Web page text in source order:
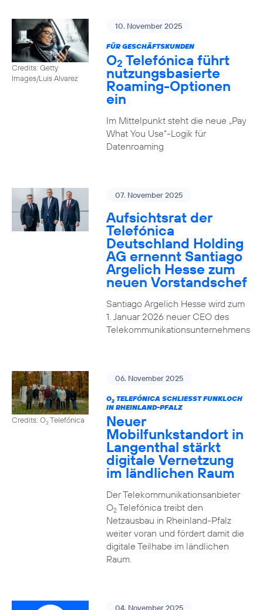
Credits: Getty
Images/Luis Alvarez
10. November 2025
FÜR GESCHÄFTSKUNDEN
O2 Telefónica führt
nutzungs­basierte
Roaming-Optionen
ein
Im Mittelpunkt steht die neue „Pay
What You Use“-Logik für
Datenroaming
07. November 2025
Aufsichtsrat der
Telefónica
Deutschland Holding
AG ernennt Santiago
Argelich Hesse zum
neuen Vorstandschef
Santiago Argelich Hesse wird zum
1. Januar 2026 neuer CEO des
Telekommunikationsunternehmens
Credits: O2Telefónica
06. November 2025
O2TELEFÓNICA SCHLIESST FUNKLOCH I
N RHEINLAND-PFALZ
Neuer
Mobilfunkstandort in
Langenthal stärkt
digitale Vernetzung
im ländlichen Raum
Der Telekommunikationsanbieter
O2Telefónica treibt den
Netzausbau in Rheinland-Pfalz
weiter voran und fördert damit die
digitale Teilhabe im ländlichen
Raum.
04. November 2025